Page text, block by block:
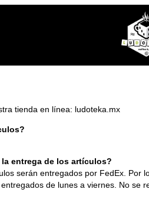
tienda en línea: ludoteka.mx
entrega de los artículos?
serán entregados por FedEx.
de lunes a viernes. No se